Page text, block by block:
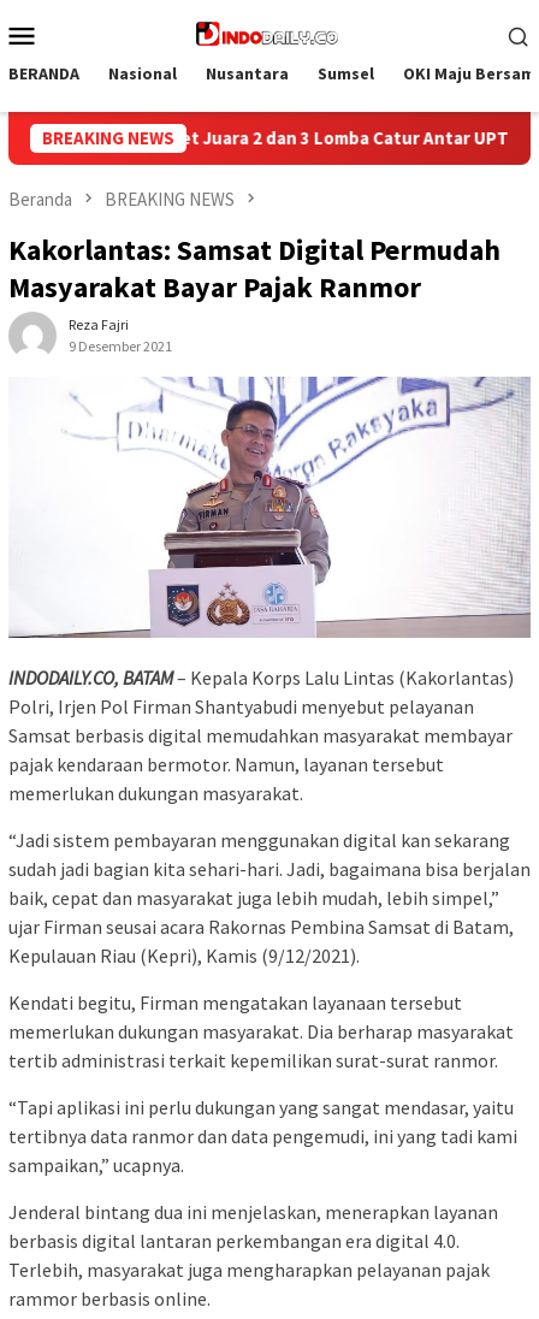
ke
Mobile
BERANDA Nasional Nusantara Sumsel OKI Maju
BREAKING NEWS
Catur Antar UPT Pemasyarakatan se-Palembang Raya
Beranda BREAKING NEWS
Kakorlantas: Samsat Digital Permudah
Masyarakat Bayar Pajak Ranmor
Reza Fajri
9 Desember 2021
INDODAILY.CO, BATAM– Kepala Korps Lalu Lintas (Kakorlantas)
Polri, Irjen Pol Firman Shantyabudi menyebut pelayanan
Samsat berbasis digital memudahkan masyarakat membayar
pajak kendaraan bermotor. Namun, layanan tersebut
memerlukan dukungan masyarakat.
“Jadi sistem pembayaran menggunakan digital kan sekarang
sudah jadi bagian kita sehari-hari. Jadi, bagaimana bisa berjalan
baik, cepat dan masyarakat juga lebih mudah, lebih simpel,”
ujar Firman seusai acara Rakornas Pembina Samsat di Batam,
Kepulauan Riau (Kepri), Kamis (9/12/2021).
Kendati begitu, Firman mengatakan layanaan tersebut
memerlukan dukungan masyarakat. Dia berharap masyarakat
tertib administrasi terkait kepemilikan surat-surat ranmor.
“Tapi aplikasi ini perlu dukungan yang sangat mendasar, yaitu
tertibnya data ranmor dan data pengemudi, ini yang tadi kami
sampaikan,” ucapnya.
Jenderal bintang dua ini menjelaskan, menerapkan layanan
berbasis digital lantaran perkembangan era digital 4.0.
Terlebih, masyarakat juga mengharapkan pelayanan pajak
rammor berbasis online.